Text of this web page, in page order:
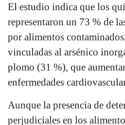
El estudio indica que los
representaron un 73 % de
por alimentos
vinculadas al arsénico
plomo (31 %), que
enfermedades
Aunque la presencia de
perjudiciales en los